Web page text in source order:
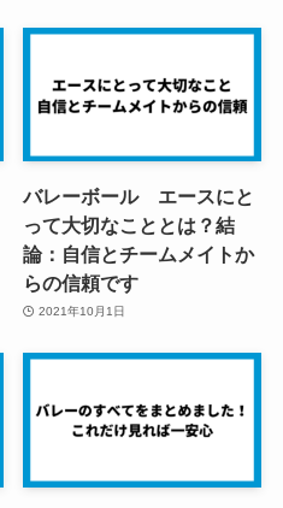
バレーボール エースにと
って大切なこととは？結
論：自信とチームメイトか
らの信頼です
2021年10月1日